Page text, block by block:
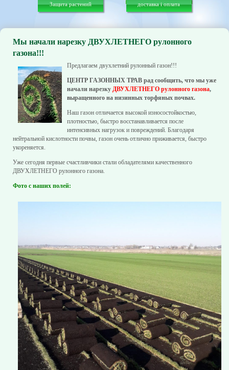
Защита растений доставка і оплата
Мы начали нарезку ДВУХЛЕТНЕГО рулонного
газона!!!
Предлагаем двухлетний рулонный газон!!!
ЦЕНТР ГАЗОННЫХ ТРАВ рад сообщить, что мы уже
начали нарезку ДВУХЛЕТНЕГО рулонного газона,
выращенного на низинных торфяных почвах.
Наш газон отличается высокой износостойкостью,
плотностью, быстро восстанавливается после
интенсивных нагрузок и повреждений. Благодаря
нейтральной кислотности почвы, газон очень отлично приживается, быстро
укореняется.
Уже сегодня первые счастливчики стали обладателями качественного
ДВУХЛЕТНЕГО рулонного газона.
Фото с наших полей: